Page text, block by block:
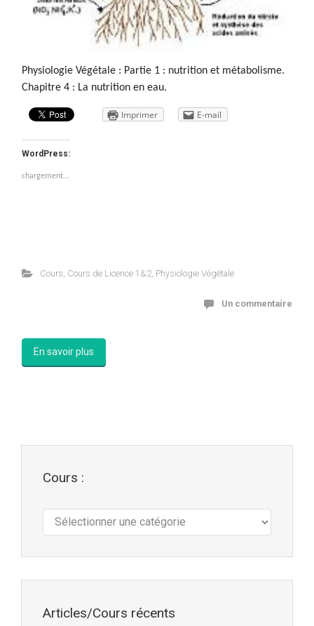
Physiologie Végétale : Partie 1 : nutrition et métabolisme.
Chapitre 4 : La nutrition en eau.
Imprimer E-mail
WordPress:
chargement…
Cours Cours de Licence 1&2, Physiologie Végétale
Un commentaire
En savoir plus
Cours :
Articles/Cours récents